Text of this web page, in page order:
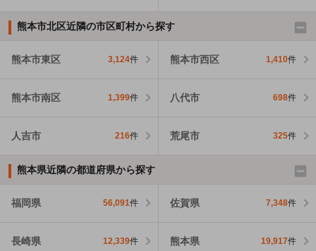
熊本市北区近隣の市区町村から探す
熊本市東区 3,124件 熊本市西区 1,410件
熊本市南区 1,399件 八代市 698件
人吉市 216件 荒尾市 325件
熊本県近隣の都道府県から探す
福岡県 56,091件 佐賀県 7,348件
長崎県 12,339件 熊本県 19,917件